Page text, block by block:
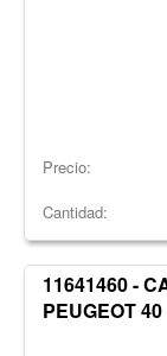
Precio:
Cantidad:
11641460 -
PEUGEOT 40